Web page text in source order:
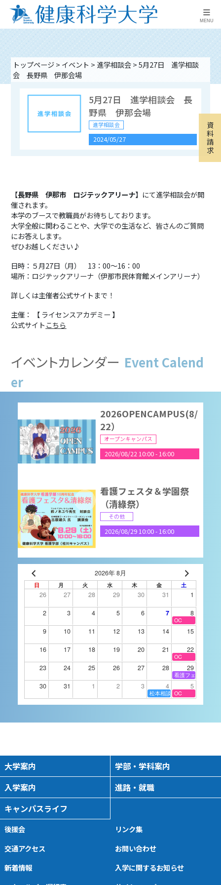
≡
MENU
資
料
請
求
トップページ> イベント > 進学相談会>5月27日 進学相談
会 長野県 伊那会場
2024/05/27
5月27日 進学相談会 長
野県 伊那会場
進学相談会
【長野県 伊那市 ロジテックアリーナ】にて進学相談会が開
催されます。
本学のブースで教職員がお待ちしております。
大学全般に関わることや、大学での生活など、皆さんのご質問
にお答えします。
ぜひお越しください♪
日時：５月27日（月） 13：00～16：00
場所：ロジテックアリーナ（伊那市民体育館メインアリーナ）
詳しくは主催者公式サイトまで！
主催： 【 ライセンスアカデミー 】
公式サイトこちら
イベントカレンダー Event Calend
er
2026/09/16 16:00 - 18:00
会 山梨県富士吉田市
2026/09/16 16:00
会 山梨県南アルプス市
オープンキャンパス
2026/08/22 10:00-16:00
2026OPENCAMPUS(8/
22）
オープンキャンパス
2026/08/29 10:00- 16:00
看護フェスタ＆学園祭
（清綠祭）
その他
2026/09/04 15:00-18:00
9月4日（金）進学相談
会 長野県松本市
進学相談会
2026/09/05 10:00 16:00
2026OPENCAMPUS(9/
5)
オープンキャンパス
2026/09/14 16:00 -18:00
9月14日（月）進学相談
9月15日（火）進学相談
進学相談会
2026年 8月
日 月 火 水 木 金 土
26 27 28 29 30 31 1
2 3 4 5 6 7 8
OC
9 10 11 12 13 14 15
16 17 18 19 20 21 22
OC
23 24 25 26 27 28 29
看護フェスタ
30 31 1 2 3 4 5
松本相談会OC
大学案内
学部・学科案内
入学案内
進路・就職
キャンパスライフ
後援会
リンク集
交通アクセス
お問い合わせ
新着情報
入学に関するお知らせ